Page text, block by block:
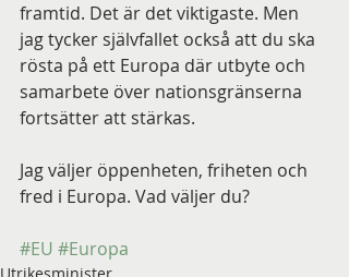
framtid. Det är det viktigaste. Men
jag tycker självfallet också att du ska
rösta på ett Europa där utbyte och
samarbete över nationsgränserna
fortsätter att stärkas.
Jag väljer öppenheten, friheten och
fred i Europa. Vad väljer du?
#EU #Europa